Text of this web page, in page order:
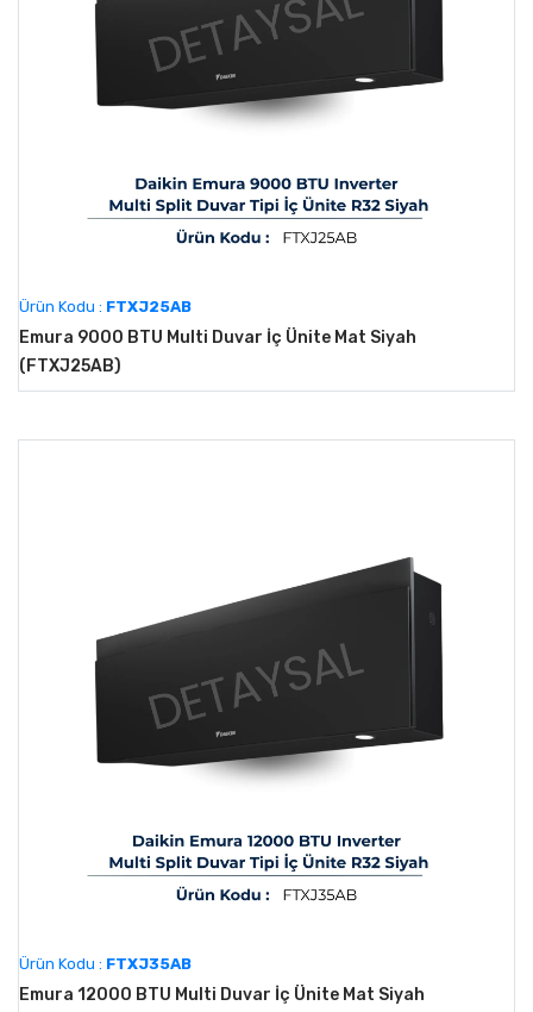
Ürün Kodu : FTXJ25AB
Emura 9000 BTU Multi Duvar İç Ünite Mat Siyah
(FTXJ25AB)
Ürün Kodu : FTXJ35AB
Emura 12000 BTU Multi Duvar İç Ünite Mat Siyah